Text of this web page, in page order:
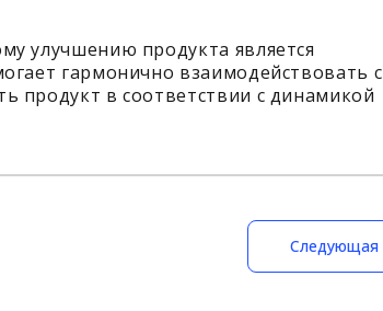
улучшению продукта является
гармонично взаимодействовать с
продукт в соответствии с динамикой
Следующая